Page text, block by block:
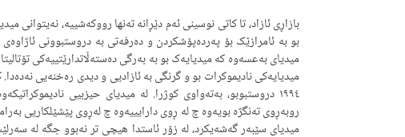
بازاڕی ئازاد، تا کاتی نوسینی ئەم دێڕانە تەنها رووکەشییە، نەیتوانی
بو بە ئامرازێک بۆ پەردەپۆشکردن و دەرفەتی بە دروستبوونی
روبەڕوی تەنگژە بویەوە چ لە ڕوی دارایییەوە چ لەڕوی پێشێلکاریی
میدیای سێبەر گەشەیکرد، لە زۆر ئاستدا هیچی تر نەبوو جگە لە